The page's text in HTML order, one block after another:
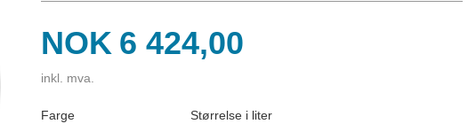
Pris
NOK 6 424,00
inkl. mva.
Farge Størrelse i liter